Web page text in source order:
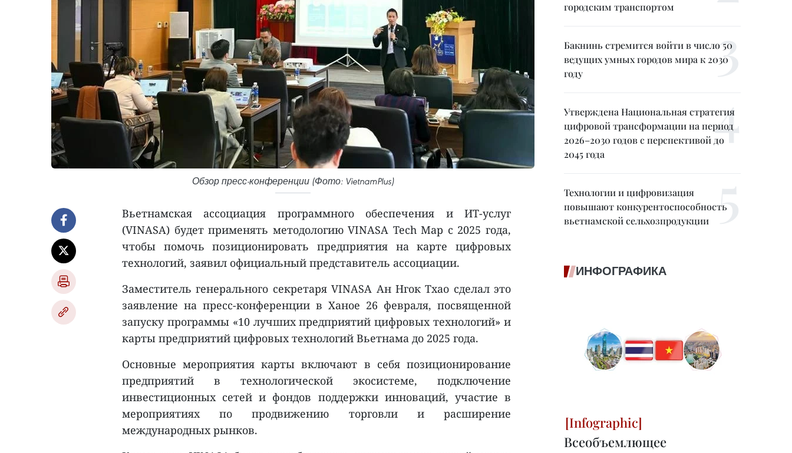
Обзор пресс-конференции (Фото: VietnamPlus)
Вьетнамская ассоциация программного обеспечения и ИТ-услуг
(VINASA) будет применять методологию VINASA Tech Map с 2025 года,
чтобы помочь позиционировать предприятия на карте цифровых
технологий, заявил официальный представитель ассоциации.
Заместитель генерального секретаря VINASA Ан Нгок Тхао сделал это
заявление на пресс-конференции в Ханое 26 февраля, посвященной
запуску программы «10 лучших предприятий цифровых технологий» и
карты предприятий цифровых технологий Вьетнама до 2025 года.
Основные мероприятия карты включают в себя позиционирование
предприятий в технологической экосистеме, подключение
инвестиционных сетей и фондов поддержки инноваций, участие в
мероприятиях по продвижению торговли и расширение
международных рынков.
городским транспортом
Бакнинь стремится войти в число 50
ведущих умных городов мира к 2030
году
Утверждена Национальная стратегия
цифровой трансформации на период
2026–2030 годов с перспективой до
2045 года
Технологии и цифровизация
повышают конкурентоспособность
вьетнамской сельхозпродукции
ИНФОГРАФИКА
Всеобъемлющее